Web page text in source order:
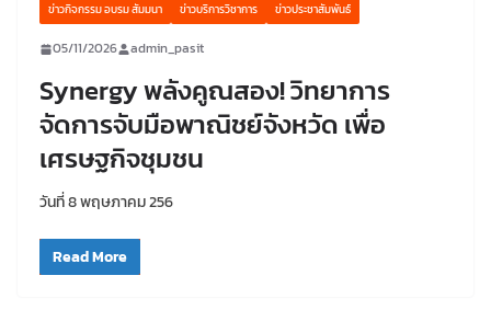
ข่าวกิจกรรม อบรม สัมมนา ข่าวบริการวิชาการ ข่าวประชาสัมพันธ์
05/11/2026 admin_pasit
Synergy พลังคูณสอง! วิทยาการ
จัดการจับมือพาณิชย์จังหวัด เพื่อ
เศรษฐกิจชุมชน
วันที่ 8 พฤษภาคม 256
Read More